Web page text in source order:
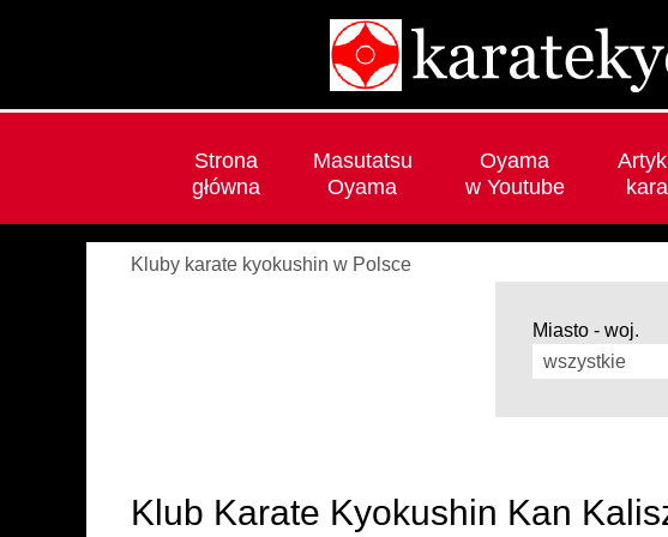
Strona
główna
Masutatsu
Oyama
Oyama
w Youtube
Kluby karate kyokushin w Polsce
Miasto - woj.
Klub Karate Kyokushin Kan